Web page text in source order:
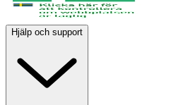
Hjälp och support